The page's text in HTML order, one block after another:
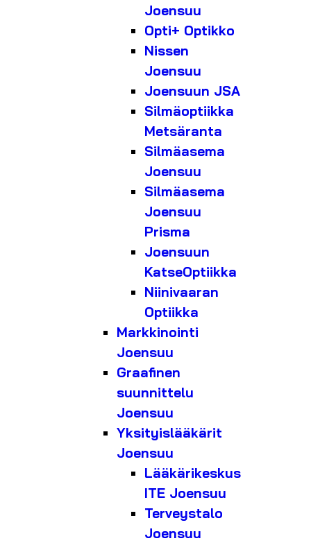
Joensuu
Opti+ Optikko
Nissen
Joensuu
Joensuun JSA
Silmäoptiikka
Metsäranta
Silmäasema
Joensuu
Silmäasema
Joensuu
Prisma
Joensuun
KatseOptiikka
Niinivaaran
Optiikka
Markkinointi
Joensuu
Graafinen
suunnittelu
Joensuu
Yksityislääkärit
Joensuu
Lääkärikeskus
ITE Joensuu
Terveystalo
Joensuu